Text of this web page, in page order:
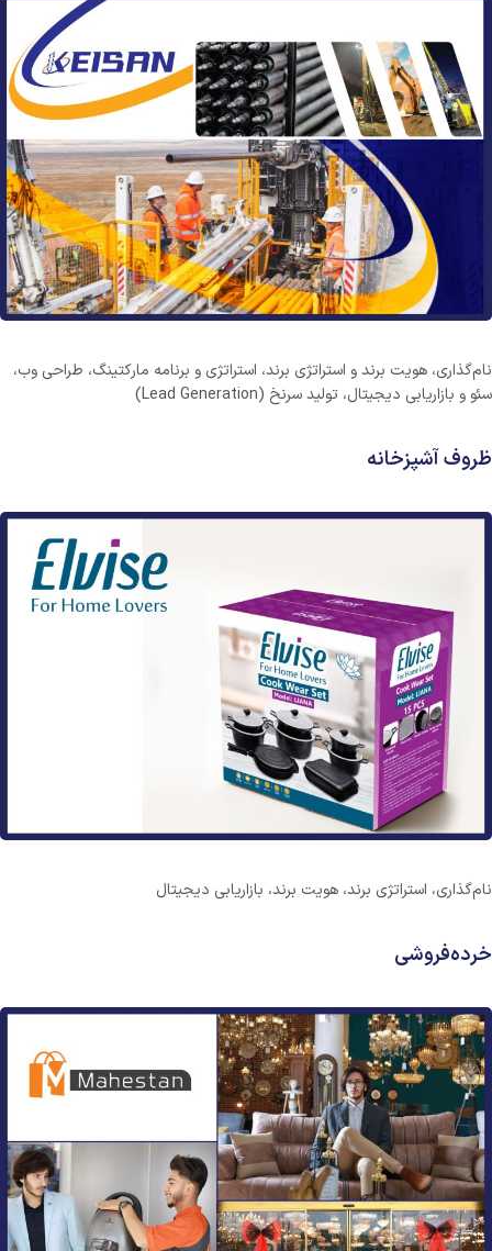
نام‌گذاری، هویت برند و استراتژی برند، استراتژی و برنامه مارکتینگ، طراحی وب،
سئو و بازاریابی دیجیتال، تولید سرنخ (Lead Generation)
ظروف آشپزخانه
نام‌گذاری، استراتژی برند، هویت برند، بازاریابی دیجیتال
خرده‌فروشی